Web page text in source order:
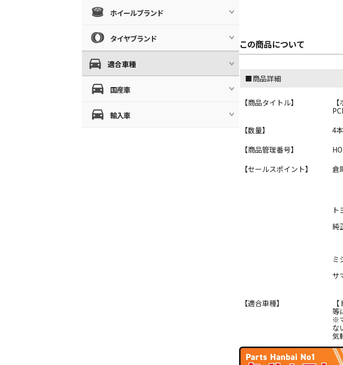
この商品について
■商品詳細
【商品タイトル】
【数量】
4本
【商品管理番号】
【セールスポイント】
倉
純
ミ
サ
【適合車種】
等
※
な
気
ホイールブランド
タイヤブランド
適合車種
国産車
輸入車